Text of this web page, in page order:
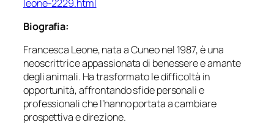
leone-2229.html
Biografia:
Francesca Leone, nata a Cuneo nel 1987, è una
neoscrittrice appassionata di benessere e amante
degli animali. Ha trasformato le difficoltà in
opportunità, affrontando sfide personali e
professionali che l’hanno portata a cambiare
prospettiva e direzione.